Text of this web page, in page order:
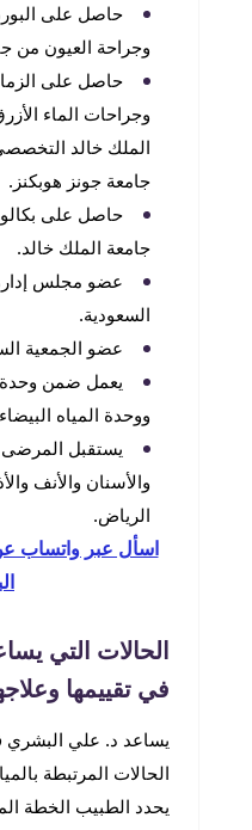
حاصل على
وجراحة العيون من
حاصل على
وجراحات الماء
الملك خالد
جامعة جونز هوبكنز.
حاصل على
جامعة الملك خالد.
عضو مجلس
السعودية.
عضو الجمعية
يعمل ضمن وحدة
ووحدة المياه
يستقبل
والأسنان والأنف
الرياض.
اسأل عبر واتساب
الحالات التي
في تقييمها
يساعد د. علي البشري
الحالات المرتبطة
يحدد الطبيب الخطة